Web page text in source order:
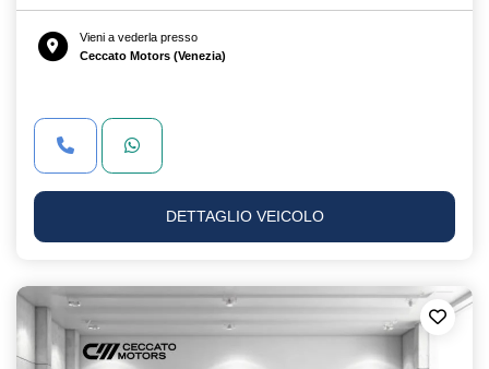
Vieni a vederla presso
Ceccato Motors (Venezia)
DETTAGLIO VEICOLO